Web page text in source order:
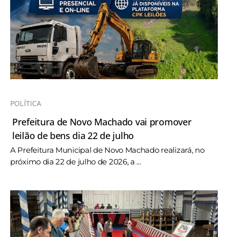
POLÍTICA
Prefeitura de Novo Machado vai promover
leilão de bens dia 22 de julho
A Prefeitura Municipal de Novo Machado realizará, no
próximo dia 22 de julho de 2026, a ...